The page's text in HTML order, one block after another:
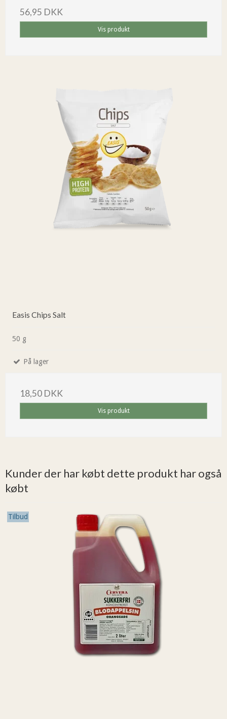
56,95 DKK
Vis produkt
Easis Chips Salt
50 g
På lager
18,50 DKK
Vis produkt
Kunder der har købt dette produkt har også
købt
Tilbud